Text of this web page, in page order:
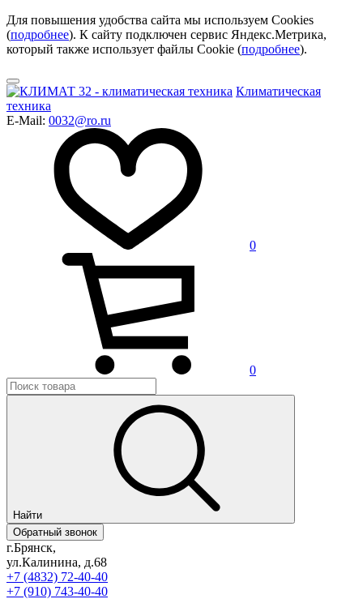
Для повышения удобства сайта мы используем Cookies
(подробнее). К сайту подключен сервис Яндекс.Метрика,
который также использует файлы Cookie (подробнее).
Климатическая
техника
E-Mail: 0032@ro.ru
0
0
Найти
Обратный звонок
г.Брянск,
ул.Калинина, д.68
+7 (4832) 72-40-40
+7 (910) 743-40-40